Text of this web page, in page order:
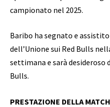
campionato nel 2025.
Baribo ha segnato e
dell’Unione sui Red Bulls
settimana e sarà desideroso
Bulls.
PRESTAZIONE DELLA